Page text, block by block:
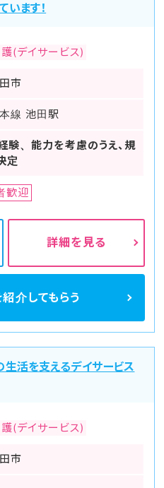
います！
(デイサービス)
市
線 池田駅
験、能力を考慮のうえ、規
定
歓迎
詳細を見る
紹介してもらう
活を支えるデイサービス
(デイサービス)
市